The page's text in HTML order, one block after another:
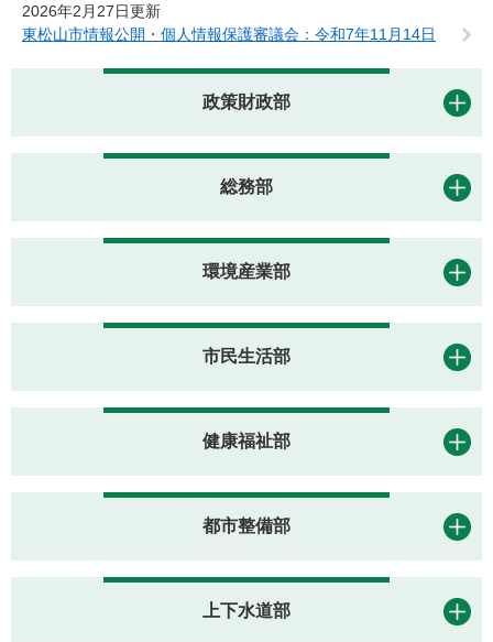
2026年2月27日更新
東松山市情報公開・個人情報保護審議会：令和7年11月14日
政策財政部
総務部
環境産業部
市民生活部
健康福祉部
都市整備部
上下水道部